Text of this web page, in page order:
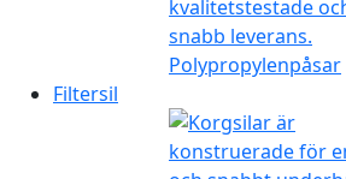
Polypropylenpåsar
Filtersil